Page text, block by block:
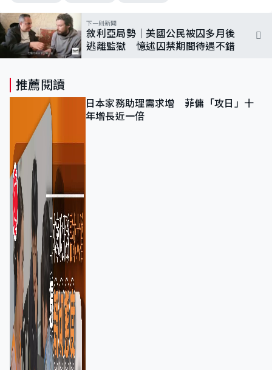
下一則新聞
敘利亞局勢｜美國公民被囚多月後
逃離監獄 憶述囚禁期間待遇不錯
推薦閱讀
日本家務助理需求增 菲傭「攻日」十
年增長近一倍